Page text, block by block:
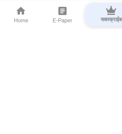
Home E-Paper सबस्क्राईब